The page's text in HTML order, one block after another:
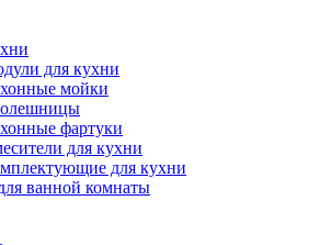
для кухни
мойки
фартуки
для кухни
для кухни
ванной комнаты